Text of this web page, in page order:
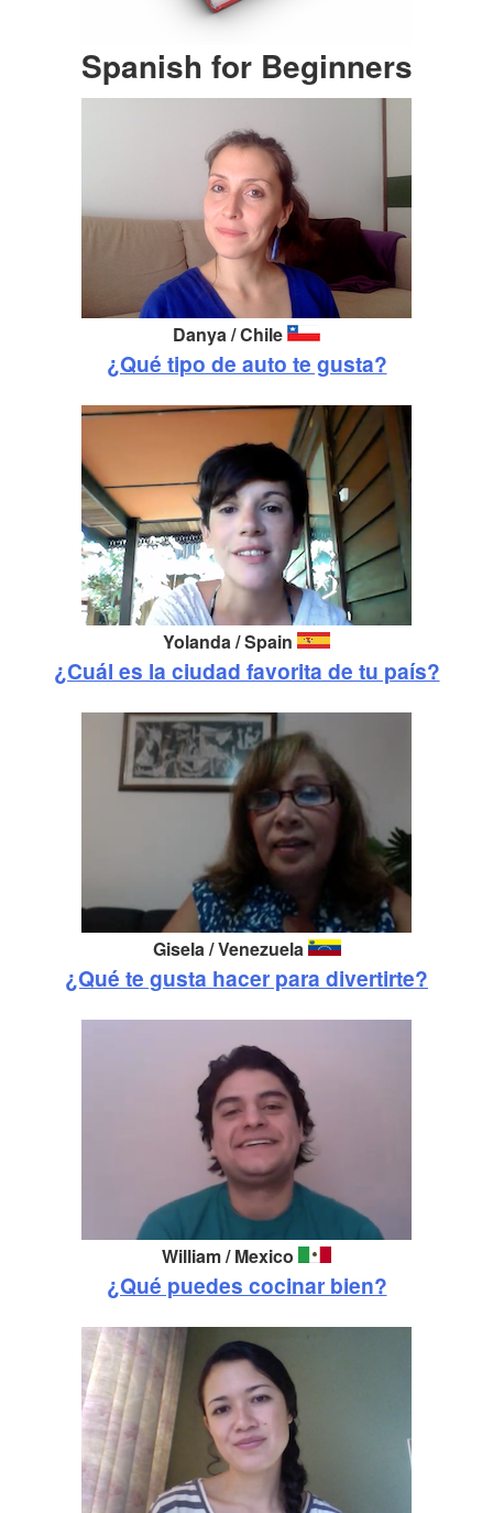
Spanish for Beginners
Danya / Chile
¿Qué tipo de auto te gusta?
Yolanda / Spain
¿Cuál es la ciudad favorita de tu país?
Gisela / Venezuela
¿Qué te gusta hacer para divertirte?
William / Mexico
¿Qué puedes cocinar bien?